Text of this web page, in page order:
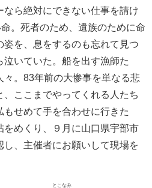
ら絶対にできない仕事を請け
。死者のため、遺族のために命
姿を、息をするのも忘れて見つ
いていた。船を出す漁師た
。83年前の大惨事を単なる悲
ここまでやってくれる人たち
せめて手を合わせに行きた
をめくり、９月に山口県宇部市
、主催者にお願いして現場を
とこなみ